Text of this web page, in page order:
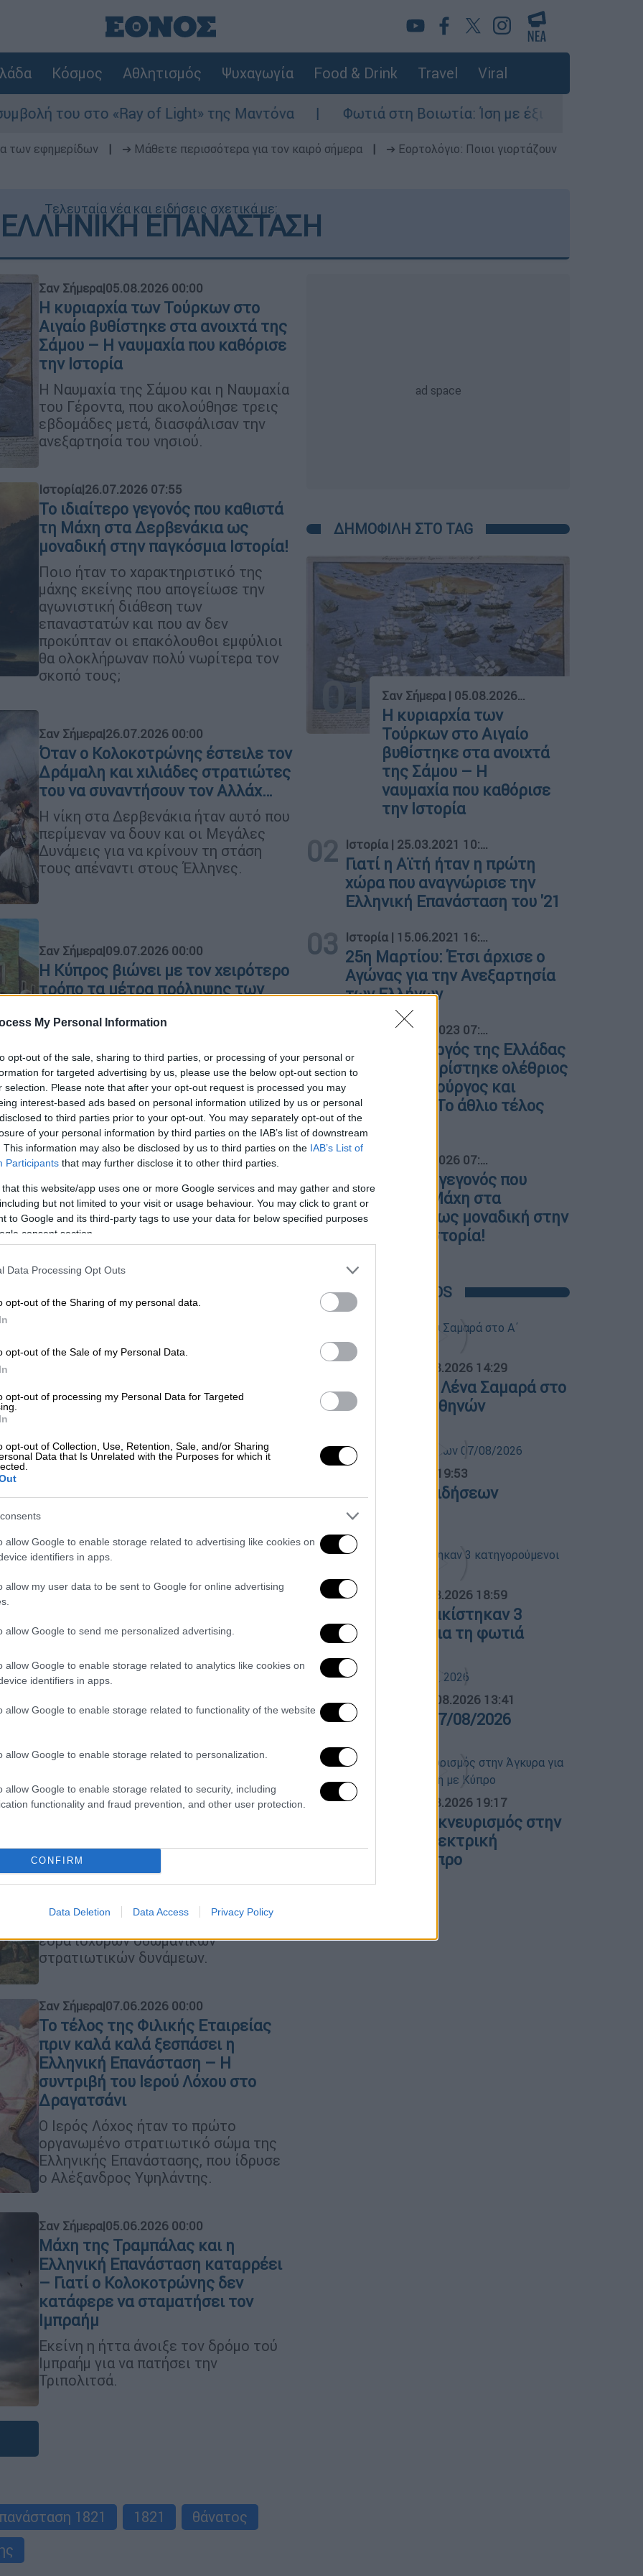
My Personal Information
opt-out of the sale, sharing to third parties, or processing of your personal or
for targeted advertising by us, please use the below opt-out section to
selection. Please note that after your opt-out request is processed you may
interest-based ads based on personal information utilized by us or personal
to third parties prior to your opt-out. You may separately opt-out of the
of your personal information by third parties on the IAB’s list of downstream
This information may also be disclosed by us to third parties on the IAB’s List of
Participants that may further disclose it to other third parties.
that this website/app uses one or more Google services and may gather and store
but not limited to your visit or usage behaviour. You may click to grant or
to Google and its third-party tags to use your data for below specified purposes
consent section.
Data Processing Opt Outs
opt-out of the Sharing of my personal data.
opt-out of the Sale of my Personal Data.
opt-out of processing my Personal Data for Targeted
opt-out of Collection, Use, Retention, Sale, and/or Sharing
Data that Is Unrelated with the Purposes for which it
allow Google to enable storage related to advertising like cookies on
identifiers in apps.
allow my user data to be sent to Google for online advertising
allow Google to send me personalized advertising.
allow Google to enable storage related to analytics like cookies on
identifiers in apps.
allow Google to enable storage related to functionality of the website
allow Google to enable storage related to personalization.
allow Google to enable storage related to security, including
functionality and fraud prevention, and other user protection.
CONFIRM
Data Deletion Data Access Privacy Policy
Κόσμος Αθλητισμός Ψυχαγωγία Food & Drink Travel Viral
of Light» της Μαντόνα Φωτιά στη Βοιωτία: Ίση με έξι ατομικές βόμβες της
των εφημερίδων ➔ Μάθετε περισσότερα για τον καιρό σήμερα
➔ Εορτολόγιο: Ποιοι γιορτάζουν
Τελευταία νέα και ειδήσεις σχετικά με:
ΕΛΛΗΝΙΚΗ ΕΠΑΝΑΣΤΑΣΗ
Σαν Σήμερα|05.08.2026 00:00
Η κυριαρχία των Τούρκων στο
Αιγαίο βυθίστηκε στα ανοιχτά της
Σάμου – Η ναυμαχία που καθόρισε
την Ιστορία
Η Ναυμαχία της Σάμου και η Ναυμαχία
του Γέροντα, που ακολούθησε τρεις
εβδομάδες μετά, διασφάλισαν την
ανεξαρτησία του νησιού.
Ιστορία|26.07.2026 07:55
Το ιδιαίτερο γεγονός που καθιστά
τη Μάχη στα Δερβενάκια ως
μοναδική στην παγκόσμια Ιστορία!
Ποιο ήταν το χαρακτηριστικό της
μάχης εκείνης που απογείωσε την
αγωνιστική διάθεση των
επαναστατών και που αν δεν
προκύπταν οι επακόλουθοι εμφύλιοι
θα ολοκλήρωναν πολύ νωρίτερα τον
σκοπό τους;
Σαν Σήμερα|26.07.2026 00:00
Όταν ο Κολοκοτρώνης έστειλε τον
Δράμαλη και χιλιάδες στρατιώτες
του να συναντήσουν τον Αλλάχ…
Η νίκη στα Δερβενάκια ήταν αυτό που
περίμεναν να δουν και οι Μεγάλες
Δυνάμεις για να κρίνουν τη στάση
τους απέναντι στους Έλληνες.
Σαν Σήμερα|09.07.2026 00:00
Η Κύπρος βιώνει με τον χειρότερο
τρόπο τα μέτρα πρόληψης των
Στον ελλαδικό χώρο η Επανάσταση
έχει πάρει διαστάσεις ανεξέλεγκτης
πυρκαγιάς!
Σαν Σήμερα |08.07.2026 00:00
Μια ξεχασμένη μάχη της
Ελληνικής Επανάστασης που,
όμως, η έκβασή της ήταν
σημαντική
Η πορεία της Ελληνικής Επανάστασης
σπαραγμούς ούτε κι από τους
Ο απόηχος της Ελληνικής
στην Κρήτη – Η σφαγή στη Μονή
Οι ντόπιοι μιλάνε για τη Μονή Τοπλού
αναφέροντάς την και με το
αφού είναι το μεγαλύτερο και το πιο
χαρακτηριστικό μοναστήρι
Κρήτη.
Σαν Σήμερα 21.06.2026 00:00
η Ελλάδα μετράει το αντίτιμο της
Τουρκικός στρατός αποβιβάζεται στα
ανθρώπους. Η τουρκική θηριωδία σε
των Ψαρών είναι γεγονός
Σαν Σήμερα| 11.06.2026 00:00
Επαναστατών στη Ρούμελη τον
πρώτο χρόνο του Αγώνα:
απελευθερώνεται το Αγρίνιο
Το Βραχώρι ήταν το οθωμανικό
στρατιωτικό και διοικητικό κέντρο,
έδρα ισχυρών οθωμανικών
στρατιωτικών δυνάμεων.
Σαν Σήμερα|07.06.2026 00:00
Το τέλος της Φιλικής Εταιρείας
πριν καλά καλά ξεσπάσει η
Ελληνική Επανάσταση – Η
συντριβή του Ιερού Λόχου στο
Δραγατσάνι
Ο Ιερός Λόχος ήταν το πρώτο
οργανωμένο στρατιωτικό σώμα της
Ελληνικής Επανάστασης, που ίδρυσε
ο Αλέξανδρος Υψηλάντης.
Σαν Σήμερα|05.06.2026 00:00
Μάχη της Τραμπάλας και η
Ελληνική Επανάσταση καταρρέει
– Γιατί ο Κολοκοτρώνης δεν
κατάφερε να σταματήσει τον
Ιμπραήμ
Εκείνη η ήττα άνοιξε τον δρόμο τού
Ιμπραήμ για να πατήσει την
Τριπολιτσά.
1821 1821
θάνατος
ΔΗΜΟΦΙΛΗ ΣΤΟ TAG
01 Σαν Σήμερα | 05.08.2026 00:00
Η κυριαρχία των
Τούρκων στο Αιγαίο
βυθίστηκε στα ανοιχτά
της Σάμου – Η
ναυμαχία που καθόρισε
την Ιστορία
02 Ιστορία | 25.03.2021 10:38
Γιατί η Αϊτή ήταν η πρώτη
χώρα που αναγνώρισε την
Ελληνική Επανάσταση του '21
03 Ιστορία | 15.06.2021 16:46
25η Μαρτίου: Έτσι άρχισε ο
Αγώνας για την Ανεξαρτησία
των Ελλήνων
|29.07.2023 07:55
Ο πρωθυπουργός της Ελλάδας
που χαρακτηρίστηκε ολέθριος
δαίμων, ραδιούργος και
πανούργος - Το άθλιο τέλος
του
26.07.2026 07:55
Το ιδιαίτερο γεγονός που
καθιστά τη Μάχη στα
Δερβενάκια ως μοναδική στην
παγκόσμια Ιστορία!
POPULAR VIDEOS
07.08.2026 14:29
Μνημόσυνο για τη Λένα Σαμαρά στο
Α΄ Νεκροταφείο Αθηνών
07.08.2026 19:53
Κεντρικό δελτίο ειδήσεων
07/08/2026
ΑΠΟΣΠΑΣΜΑΤΑ... 07.08.2026 18:59
Βοιωτία: Προφυλακίστηκαν 3
κατηγορούμενοι για τη φωτιά
ΑΘΛΗΤΙΚΟ ΔΕΛΤΙΟ 07.08.2026 13:41
Αθλητικό δελτίο 07/08/2026
ΑΠΟΣΠΑΣΜΑΤΑ... 07.08.2026 19:17
Ελλάδα - Γαλλία: Εκνευρισμός στην
Άγκυρα για την ηλεκτρική
διασύνδεση με Κύπρο